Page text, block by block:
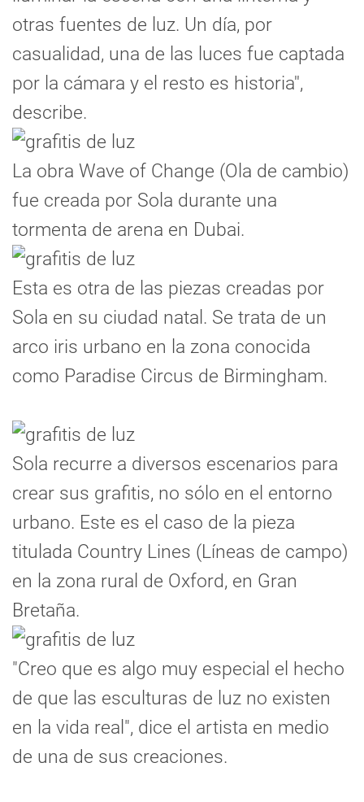
otras fuentes de luz. Un día, por
casualidad, una de las luces fue captada
por la cámara y el resto es historia'',
describe.
La obra Wave of Change (Ola de cambio)
fue creada por Sola durante una
tormenta de arena en Dubai.
Esta es otra de las piezas creadas por
Sola en su ciudad natal. Se trata de un
arco iris urbano en la zona conocida
como Paradise Circus de Birmingham.
Sola recurre a diversos escenarios para
crear sus grafitis, no sólo en el entorno
urbano. Este es el caso de la pieza
titulada Country Lines (Líneas de campo)
en la zona rural de Oxford, en Gran
Bretaña.
"Creo que es algo muy especial el hecho
de que las esculturas de luz no existen
en la vida real", dice el artista en medio
de una de sus creaciones.